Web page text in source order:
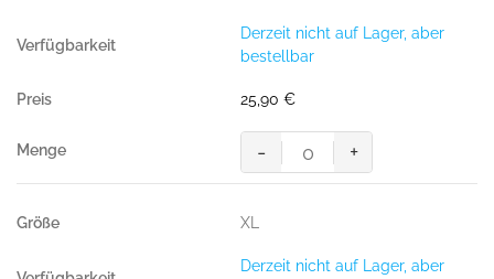
Menge
Derzeit nicht auf Lager, aber
bestellbar
25,90 €
Sweatshirt
Performance,
BLUE
- +
XL
Derzeit nicht auf Lager, aber